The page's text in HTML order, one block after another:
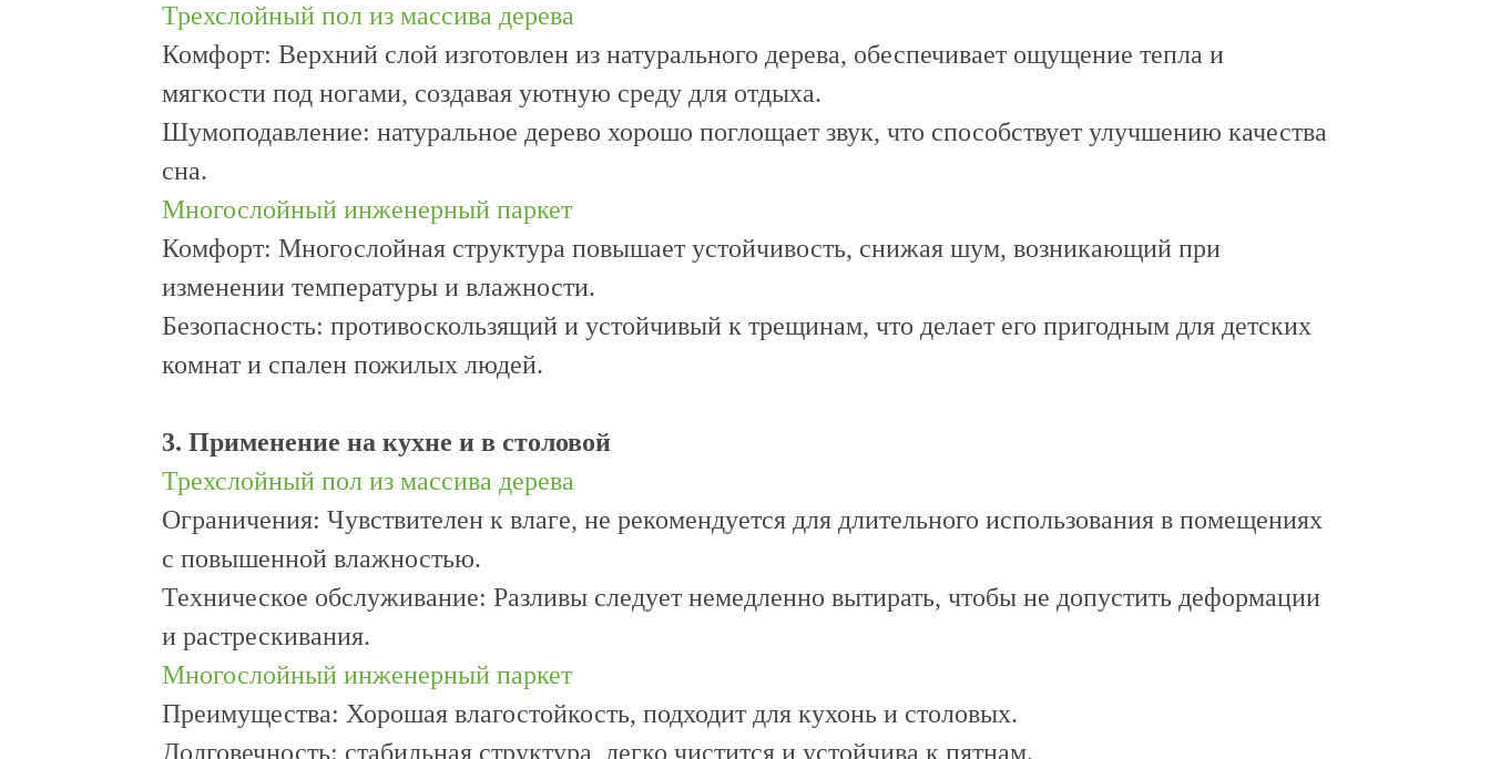
Трехслойный пол из массива дерева
Комфорт: Верхний слой изготовлен из натурального дерева, обеспечивает ощущение тепла и
мягкости под ногами, создавая уютную среду для отдыха.
Шумоподавление: натуральное дерево хорошо поглощает звук, что способствует улучшению качества
сна.
Многослойный инженерный паркет
Комфорт: Многослойная структура повышает устойчивость, снижая шум, возникающий при
изменении температуры и влажности.
Безопасность: противоскользящий и устойчивый к трещинам, что делает его пригодным для детских
комнат и спален пожилых людей.
3. Применение на кухне и в столовой
Трехслойный пол из массива дерева
Ограничения: Чувствителен к влаге, не рекомендуется для длительного использования в помещениях
с повышенной влажностью.
Техническое обслуживание: Разливы следует немедленно вытирать, чтобы не допустить деформации
и растрескивания.
Многослойный инженерный паркет
Преимущества: Хорошая влагостойкость, подходит для кухонь и столовых.
Долговечность: стабильная структура, легко чистится и устойчива к пятнам.